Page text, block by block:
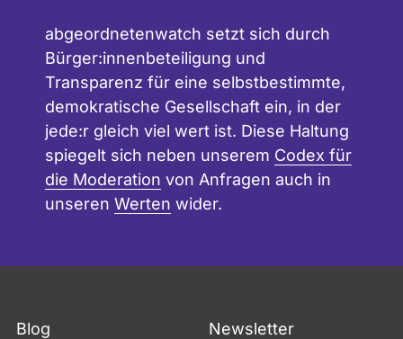
abgeordnetenwatch setzt sich durch
Bürger:innenbeteiligung und
Transparenz für eine selbstbestimmte,
demokratische Gesellschaft ein, in der
jede:r gleich viel wert ist. Diese Haltung
spiegelt sich neben unserem Codex für
die Moderation von Anfragen auch in
unseren Werten wider.
Blog Newsletter